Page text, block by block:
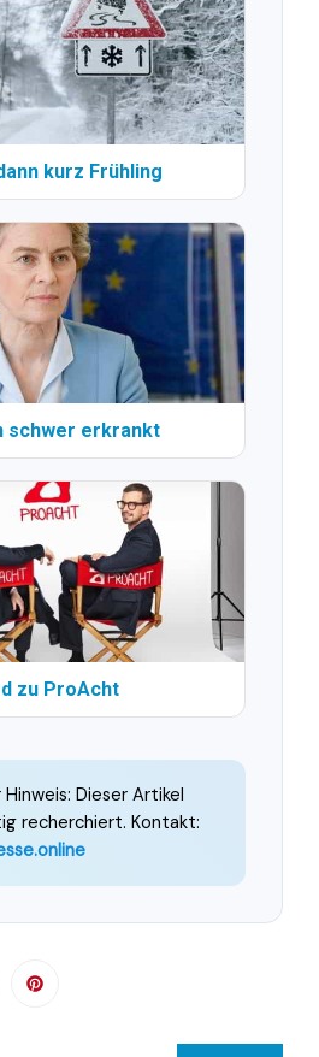
kurz Frühling
schwer erkrankt
zu ProAcht
Dieser Artikel
recherchiert. Kontakt: